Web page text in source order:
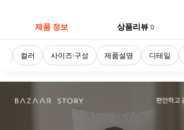
제품 정보 상품리뷰 0
컬러 사이즈·구성 제품설명 디테일